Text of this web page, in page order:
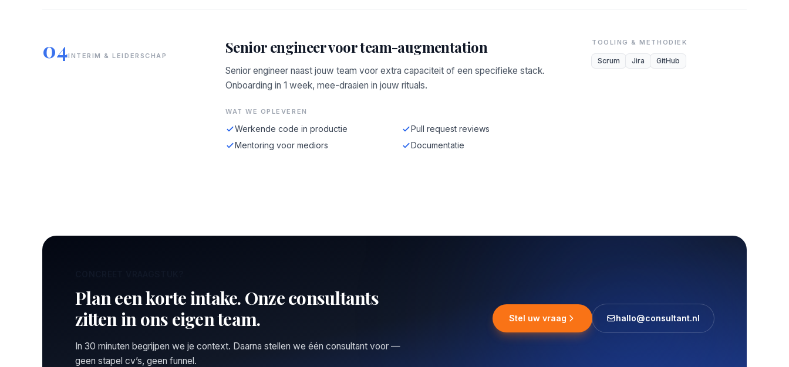
04INTERIM & LEIDERSCHAP Senior engineer voor team-augmentation
Senior engineer naast jouw team voor extra capaciteit of een specifieke stack.
Onboarding in 1 week, mee-draaien in jouw rituals.
WAT WE OPLEVEREN
Werkende code in productie
Pull request reviews
Mentoring voor mediors
Documentatie
TOOLING & METHODIEK
Scrum Jira GitHub
Plan een korte intake. Onze consultants
zitten in ons eigen team.
In 30 minuten begrijpen we je context. Daarna stellen we één consultant voor —
geen stapel cv’s, geen funnel.
Stel uw vraag hallo@consultant.nl